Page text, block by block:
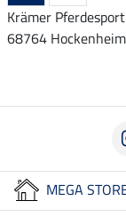
Krämer
68764
MEGA